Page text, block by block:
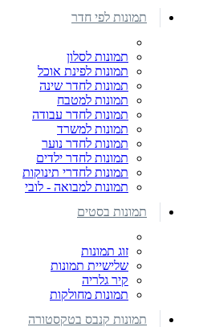
תמונות לפי חדר
תמונות לסלון
תמונות לפינת אוכל
תמונות לחדר שינה
תמונות למטבח
תמונות לחדר עבודה
תמונות למשרד
תמונות לחדר נוער
תמונות לחדר ילדים
תמונות לחדרי תינוקות
תמונות למבואה - לובי
תמונות בסטים
זוג תמונות
שלישיית תמונות
קיר גלריה
תמונות מחולקות
תמונות קנבס בטקסטורה